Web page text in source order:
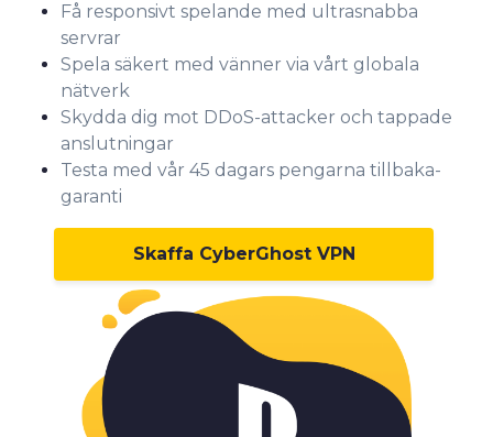
Få responsivt spelande med ultrasnabba
servrar
Spela säkert med vänner via vårt globala
nätverk
Skydda dig mot DDoS-attacker och tappade
anslutningar
Testa med vår 45 dagars pengarna tillbaka-
garanti
Skaffa CyberGhost VPN